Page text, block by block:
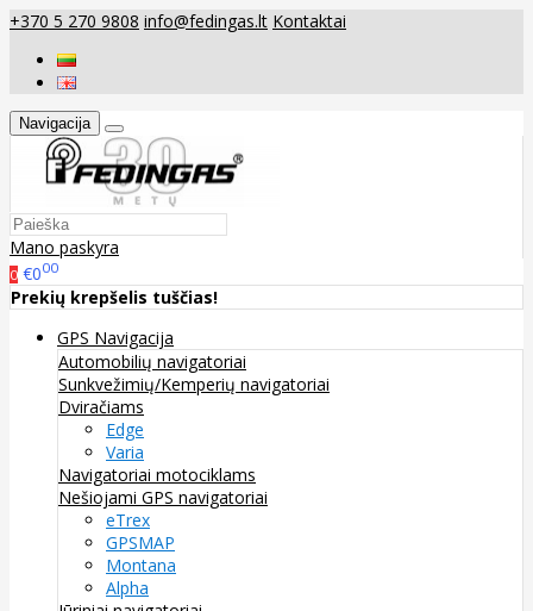
+370 5 270 9808 info@fedingas.lt Kontaktai
Navigacija
Mano paskyra
0 €000
Prekių krepšelis tuščias!
GPS Navigacija
Automobilių navigatoriai
Sunkvežimių/Kemperių navigatoriai
Dviračiams
Edge
Varia
Navigatoriai motociklams
Nešiojami GPS navigatoriai
eTrex
GPSMAP
Montana
Alpha